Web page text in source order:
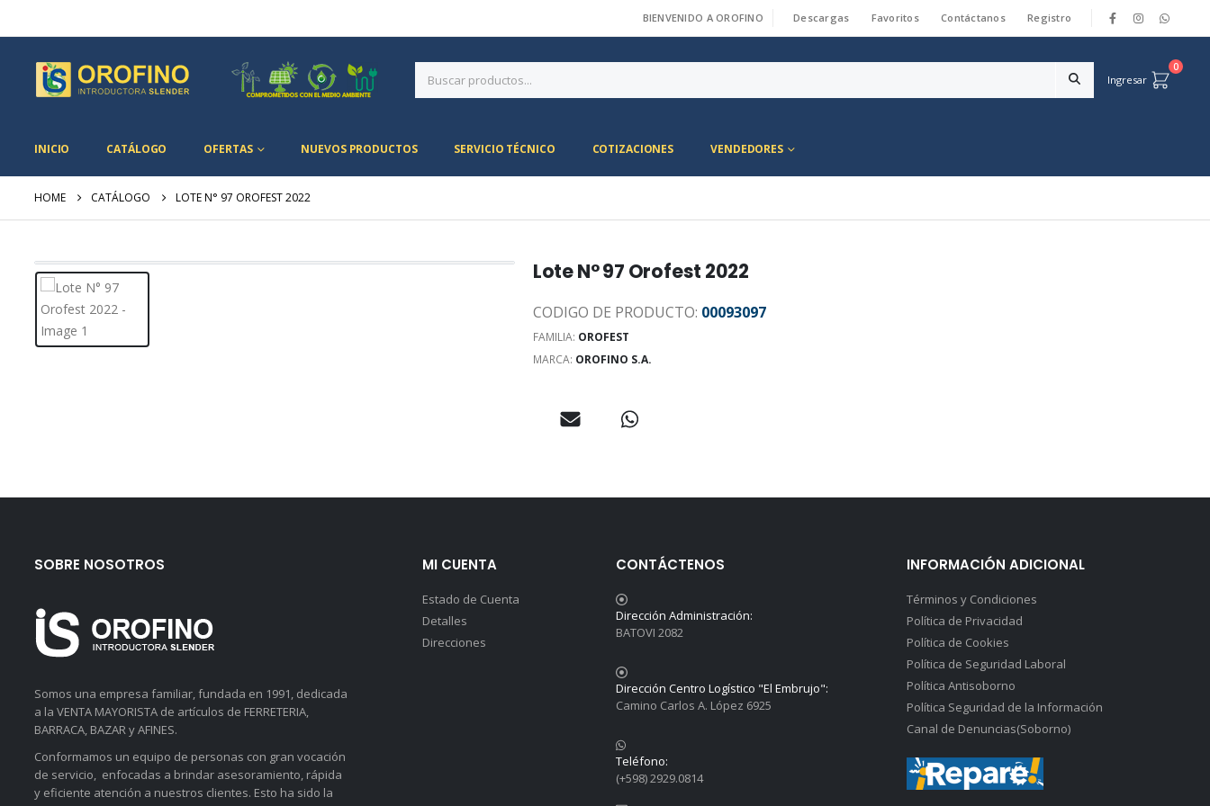
BIENVENIDO A OROFINO Descargas Favoritos Contáctanos Registro
Ingresar
0
INICIO CATÁLOGO OFERTAS NUEVOS PRODUCTOS SERVICIO TÉCNICO COTIZACIONES VENDEDORES
HOME CATÁLOGO LOTE N° 97 OROFEST 2022
Lote N° 97 Orofest 2022
CODIGO DE PRODUCTO: 00093097
FAMILIA: OROFEST
MARCA: OROFINO S.A.
SOBRE NOSOTROS
Somos una empresa familiar, fundada en 1991, dedicada
a la VENTA MAYORISTA de artículos de FERRETERIA,
BARRACA, BAZAR y AFINES.
Conformamos un equipo de personas con gran vocación
de servicio, enfocadas a brindar asesoramiento, rápida
y eficiente atención a nuestros clientes. Esto ha sido la
MI CUENTA
Estado de Cuenta
Detalles
Direcciones
CONTÁCTENOS
Dirección Administración:
BATOVI 2082
Dirección Centro Logístico "El Embrujo":
Camino Carlos A. López 6925
Teléfono:
(+598) 2929.0814
INFORMACIÓN ADICIONAL
Términos y Condiciones
Política de Privacidad
Política de Cookies
Política de Seguridad Laboral
Política Antisoborno
Política Seguridad de la Información
Canal de Denuncias(Soborno)